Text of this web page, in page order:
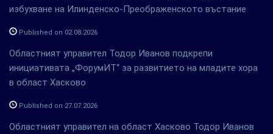
избухване на Илинденско-Преображенското въстание
Published on 02.08.2026
Областният управител Тодор Иванов подкрепи
инициативата „ФорумИТ“ за развитието на младите хора
в област Хасково
Published on 27.07.2026
Областният управител на област Хасково Тодор Иванов